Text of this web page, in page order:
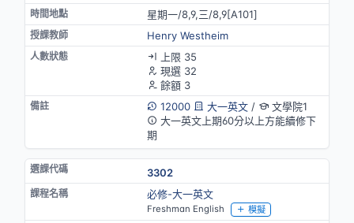
星期一/8,9,三/8,9[A101]
Henry Westheim
上限 35
現選 32
餘額 3
12000
大一英文/
文學院1
大一英文上期60分以上方能續修下
期
3302
必修-大一英文
Freshman English 模擬